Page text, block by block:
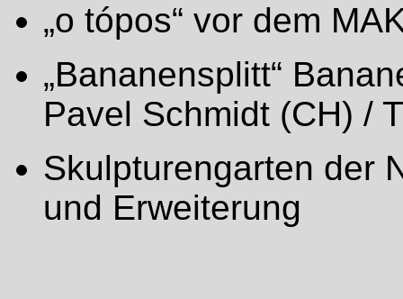
„o tópos“ vor dem
„Bananensplitt“
Pavel Schmidt (CH) /
Skulpturengarten der
und Erweiterung